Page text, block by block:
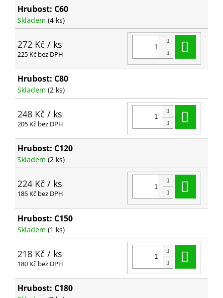
Hrubost: C60
Skladem (4 ks)
272 Kč / ks
225 Kč bez DPH
Hrubost: C80
Skladem (2 ks)
248 Kč / ks
205 Kč bez DPH
Hrubost: C120
Skladem (2 ks)
224 Kč / ks
185 Kč bez DPH
Hrubost: C150
Skladem (1 ks)
218 Kč / ks
180 Kč bez DPH
Hrubost: C180